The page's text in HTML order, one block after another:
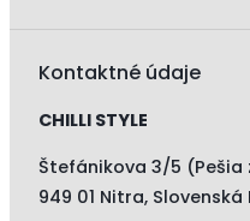
Kontaktné údaje
CHILLI STYLE
Štefánikova 3/5 (Pešia
949 01 Nitra, Slovenská